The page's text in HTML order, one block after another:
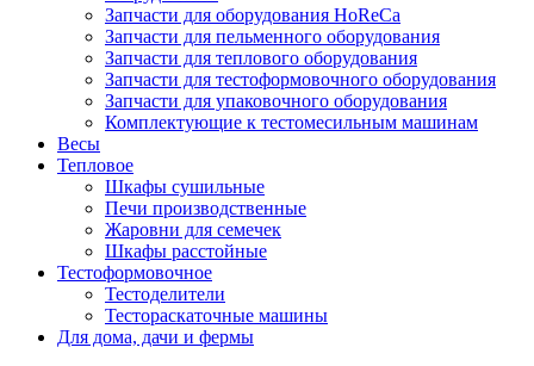
Запчасти для оборудования HoReCa
Запчасти для пельменного оборудования
Запчасти для теплового оборудования
Запчасти для тестоформовочного оборудования
Запчасти для упаковочного оборудования
Комплектующие к тестомесильным машинам
Весы
Тепловое
Шкафы сушильные
Печи производственные
Жаровни для семечек
Шкафы расстойные
Тестоформовочное
Тестоделители
Тестораскаточные машины
Для дома, дачи и фермы